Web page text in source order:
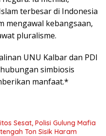
terbesar di Indonesia
mengawal kebangsaan,
pluralisme.
UNU Kalbar dan PDI
simbiosis
manfaat.*
Sesat, Polisi Gulung Mafia
Ton Sisik Haram